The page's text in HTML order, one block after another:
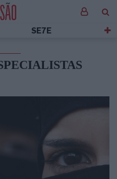
SE7E